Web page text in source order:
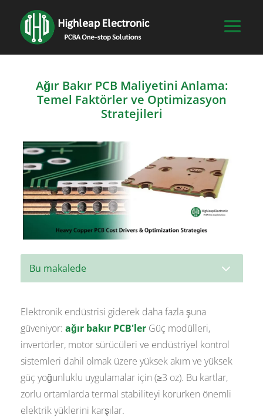
Ağır Bakır PCB Maliyetini Anlama:
Temel Faktörler ve Optimizasyon
Stratejileri
Bu makalede 3
Elektronik endüstrisi giderek daha fazla şuna
güveniyor:ağır bakır PCB'ler Güç modülleri,
invertörler, motor sürücüleri ve endüstriyel kontrol
sistemleri dahil olmak üzere yüksek akım ve yüksek
güç yoğunluklu uygulamalar için (≥3 oz). Bu kartlar,
zorlu ortamlarda termal stabiliteyi korurken önemli
elektrik yüklerini karşılar.